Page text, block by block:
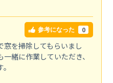
参考になった 0
を掃除してもらいまし
緒に作業していただき、